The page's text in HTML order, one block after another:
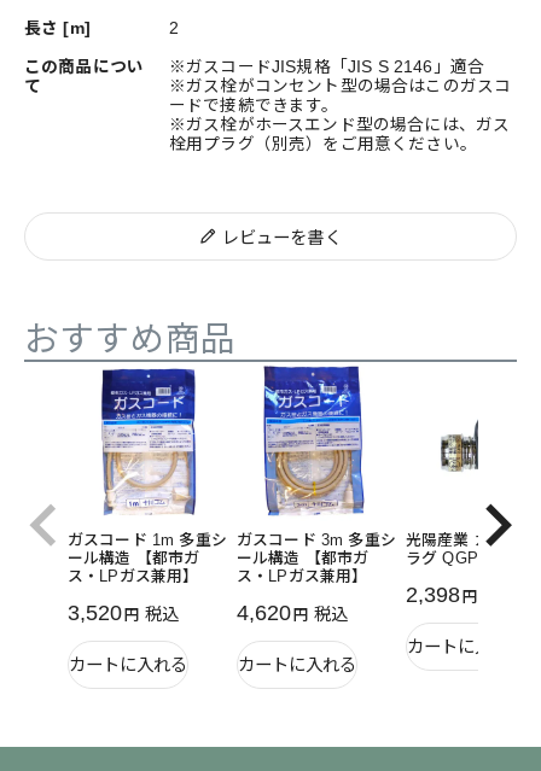
長さ [m] 2
この商品につい
て
※ガスコードJIS規格「JIS S 2146」適合
※ガス栓がコンセント型の場合はこのガスコ
ードで接続できます。
※ガス栓がホースエンド型の場合には、ガス
栓用プラグ（別売）をご用意ください。
レビューを書く
おすすめ商品
ガスコード 1m 多重シ
ール構造 【都市ガ
ス・LPガス兼用】
3,520 税込
カートに入れる
ガスコード 3m 多重シ
ール構造 【都市ガ
ス・LPガス兼用】
4,620 税込
カートに入れる
光陽産業 ガス栓用
ラグ QGP10
2,398
カートに入れる